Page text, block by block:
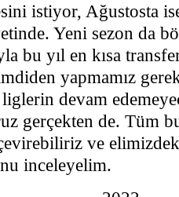
istiyor, Ağustosta
Yeni sezon da
bu yıl en kısa
yapmamız
liglerin devam
gerçekten de. Tüm
ve
inceleyelim.